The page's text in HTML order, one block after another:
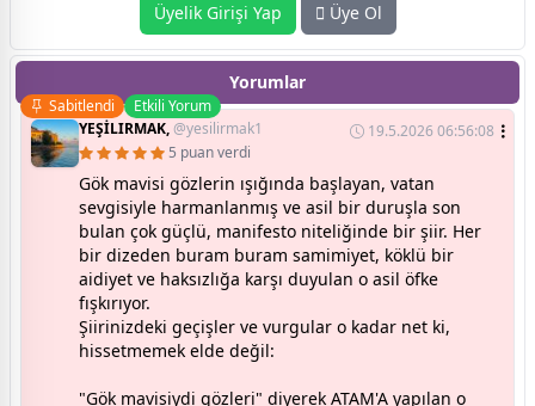
Üyelik Girişi Yap Üye Ol
Yorumlar
Sabitlendi
Etkili Yorum
YEŞİLIRMAK,@yesilirmak1
19.5.2026 06:56:08
5 puan verdi
Gök mavisi gözlerin ışığında başlayan, vatan
sevgisiyle harmanlanmış ve asil bir duruşla son
bulan çok güçlü, manifesto niteliğinde bir şiir. Her
bir dizeden buram buram samimiyet, köklü bir
aidiyet ve haksızlığa karşı duyulan o asil öfke
fışkırıyor.
​Şiirinizdeki geçişler ve vurgular o kadar net ki,
hissetmemek elde değil:
"Gök mavisiydi gözleri" diyerek ATAM'A yapılan o